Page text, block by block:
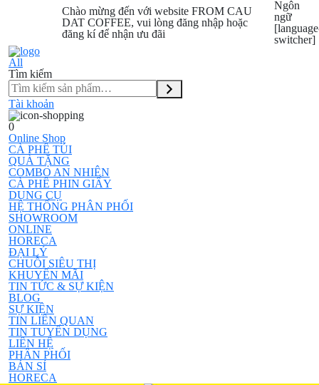
Chào mừng đến với website FROM CAU
DAT COFFEE, vui lòng đăng nhập hoặc
đăng kí để nhận ưu đãi
Ngôn
ngữ
switcher]
All
Tìm kiếm
Tài khoản
0
Online Shop
CÀ PHÊ TÚI
QUÀ TẶNG
COMBO AN NHIÊN
CÀ PHÊ PHIN GIẤY
DỤNG CỤ
HỆ THỐNG PHÂN PHỐI
SHOWROOM
ONLINE
HORECA
ĐẠI LÝ
CHUỖI SIÊU THỊ
KHUYẾN MÃI
TIN TỨC & SỰ KIỆN
BLOG
SỰ KIỆN
TIN LIÊN QUAN
TIN TUYỂN DỤNG
LIÊN HỆ
PHÂN PHỐI
BÁN SỈ
HORECA